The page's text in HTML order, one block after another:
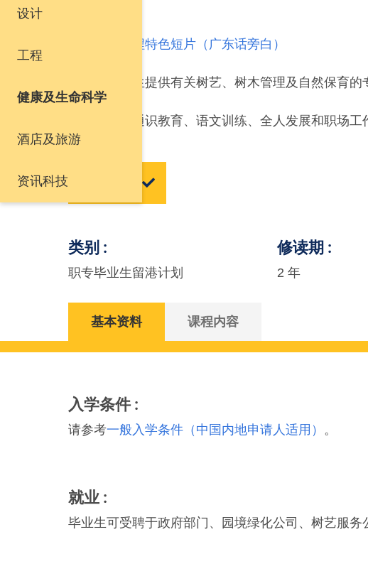
设计
工程
健康及生命科学
酒店及旅游
资讯科技
按此观看课程特色短片（广东话旁白）
本课程为学生提供有关树艺、树木管理及自然保育
本课程著重通识教育、语文训练、全人发展和职场
类别
职专毕业生留港计划
修读期
2 年
基本资料 课程内容
入学条件
请参考一般入学条件（中国内地申请人适用） 。
就业
毕业生可受聘于政府部门、园境绿化公司、树艺服务